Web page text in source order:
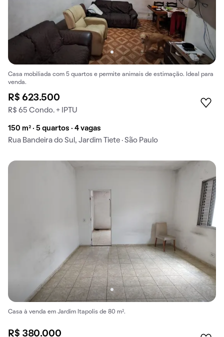
Casa mobiliada com 5 quartos e permite animais de estimação. Ideal para
venda.
R$ 623.500
R$ 65 Condo. + IPTU
150 m² · 5 quartos · 4 vagas
Rua Bandeira do Sul, Jardim Tiete · São Paulo
Casa à venda em Jardim Itapolis de 80 m².
R$ 380.000